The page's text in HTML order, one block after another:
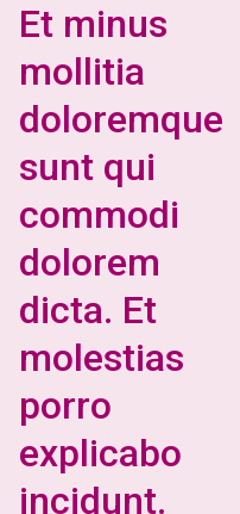
Et minus
mollitia
doloremque
sunt qui
commodi
dolorem
dicta. Et
molestias
porro
explicabo
incidunt.